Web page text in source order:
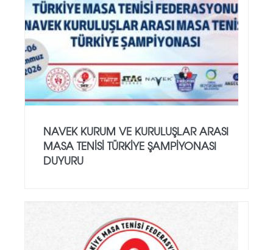
NAVEK KURUM VE KURULUŞLAR ARASI
MASA TENISI TÜRKIYE ŞAMPIYONASI
DUYURU